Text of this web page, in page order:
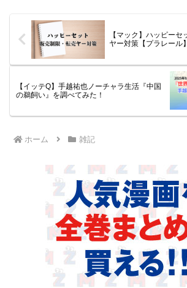
【マック】ハッピー
ヤー対策【プラレール】
【イッテQ】手越祐也ノーチャラ生活『中国
の鵜飼い』を調べてみた！
ホーム 雑記